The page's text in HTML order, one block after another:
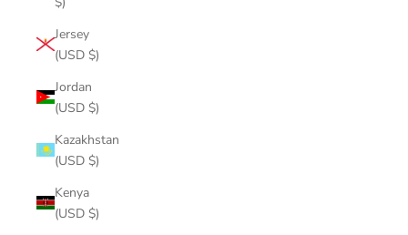
Jersey
(USD $)
Jordan
(USD $)
Kazakhstan
(USD $)
Kenya
(USD $)